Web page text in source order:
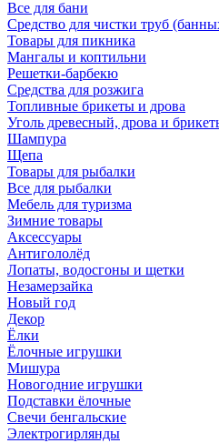
Все для бани
Средство для чистки труб
Товары для пикника
Мангалы и коптильни
Решетки-барбекю
Средства для розжига
Топливные брикеты и дрова
Уголь древесный, дрова и
Шампура
Щепа
Товары для рыбалки
Все для рыбалки
Мебель для туризма
Зимние товары
Аксессуары
Антигололёд
Лопаты, водосгоны и щетки
Незамерзайка
Новый год
Декор
Ёлки
Ёлочные игрушки
Мишура
Новогодние игрушки
Подставки ёлочные
Свечи бенгальские
Электрогирлянды